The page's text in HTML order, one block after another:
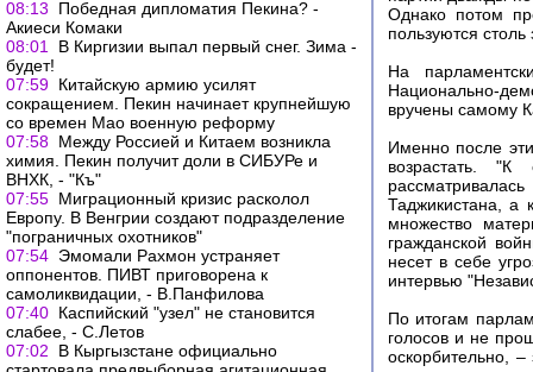
08:13
Победная дипломатия Пекина? -
Акиеси Комаки
08:01
В Киргизии выпал первый снег. Зима -
будет!
07:59 Китайскую армию усилят
сокращением. Пекин начинает крупнейшую
со времен Мао военную реформу
07:58 Между Россией и Китаем возникла
химия. Пекин получит доли в СИБУРе и
ВНХК, - "Къ"
07:55 Миграционный кризис расколол
Европу. В Венгрии создают подразделение
"пограничных охотников"
07:54 Эмомали Рахмон устраняет
оппонентов. ПИВТ приговорена к
самоликвидации, - В.Панфилова
07:40 Каспийский "узел" не становится
слабее, - С.Летов
07:02
В Кыргызстане официально
Однако потом
пользуются
На
Национально-
вручены самому
Именно после
возрастать.
Таджикистана, а
множество
гражданской
несет в себе
интервью
По итогам
голосов и не
оскорбительно,